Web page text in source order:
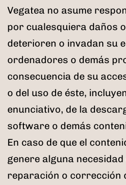
Vegatea no asume
por cualesquiera daños
deterioren o invadan su
ordenadores o demás
consecuencia de su
o del uso de éste,
enunciativo, de la
software o demás
En caso de que el
genere alguna
reparación o corrección